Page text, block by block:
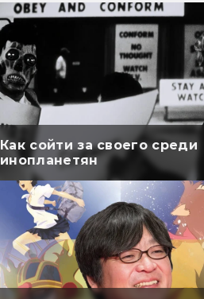
Как сойти за своего среди
инопланетян